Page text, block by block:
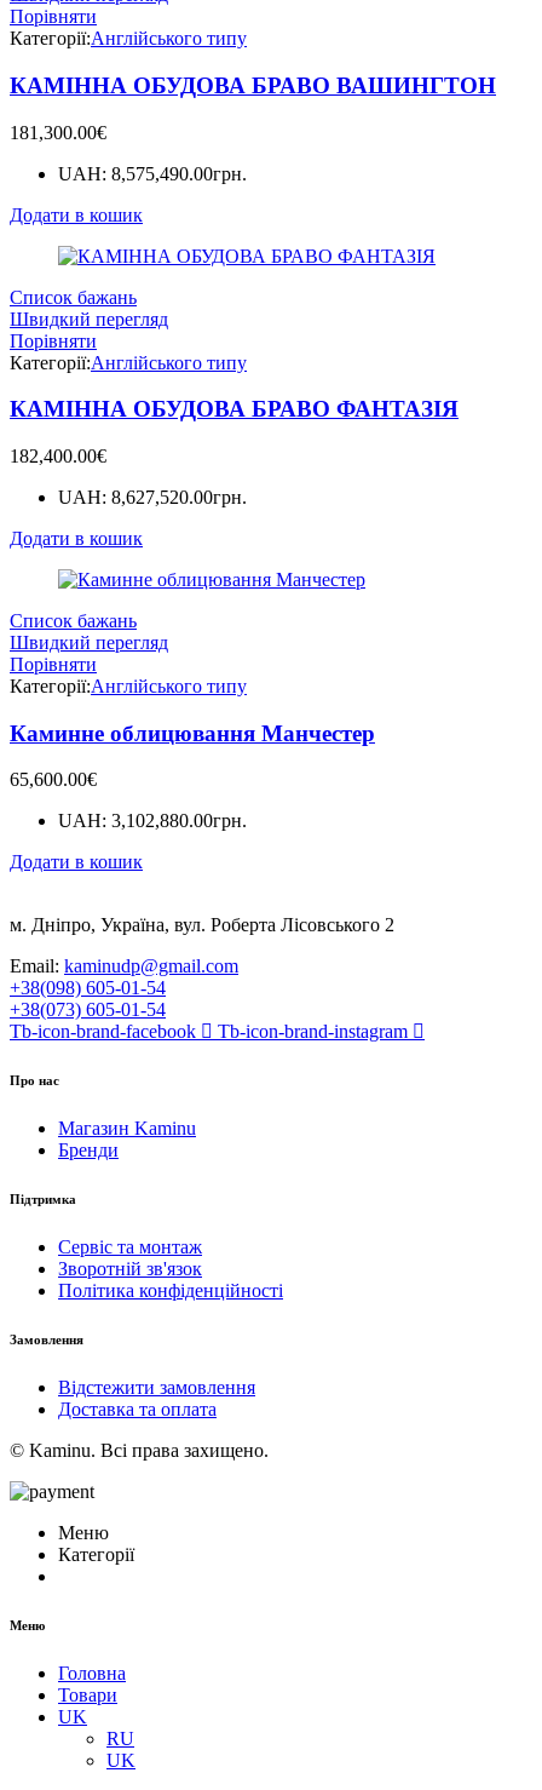
Порівняти
Категорії:Англійського типу
КАМІННА ОБУДОВА БРАВО ВАШИНГТОН
181,300.00€
UAH: 8,575,490.00грн.
Додати в кошик
Список бажань
Швидкий перегляд
Порівняти
Категорії:Англійського типу
КАМІННА ОБУДОВА БРАВО ФАНТАЗІЯ
182,400.00€
UAH: 8,627,520.00грн.
Додати в кошик
Список бажань
Швидкий перегляд
Порівняти
Категорії:Англійського типу
Каминне облицювання Манчестер
65,600.00€
UAH: 3,102,880.00грн.
Додати в кошик
м. Дніпро, Україна, вул. Роберта Лісовського 2
Email: kaminudp@gmail.com
+38(098) 605-01-54
+38(073) 605-01-54
Tb-icon-brand-facebook
Tb-icon-brand-instagram
Про нас
Магазин Kaminu
Бренди
Підтримка
Сервіс та монтаж
Зворотній зв'язок
Політика конфіденційності
Замовлення
Відстежити замовлення
Доставка та оплата
© Kaminu. Всі права захищено.
Меню
Категорії
Меню
Головна
Товари
UK
RU
UK